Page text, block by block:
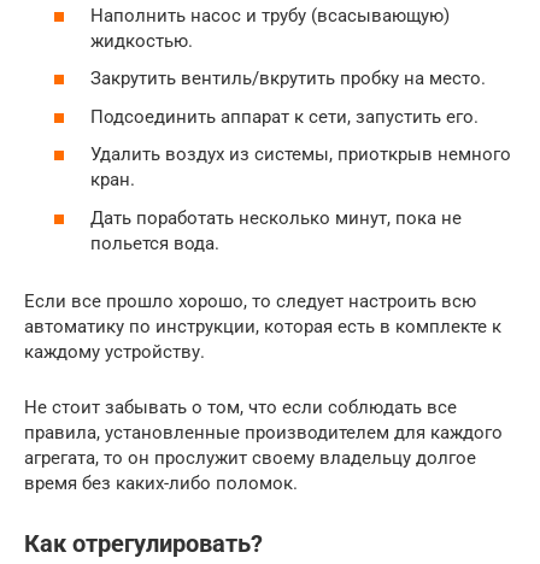
Наполнить насос и трубу (всасывающую)
жидкостью.
Закрутить вентиль/вкрутить пробку на место.
Подсоединить аппарат к сети, запустить его.
Удалить воздух из системы, приоткрыв немного
кран.
Дать поработать несколько минут, пока не
польется вода.
Если все прошло хорошо, то следует настроить всю
автоматику по инструкции, которая есть в комплекте к
каждому устройству.
Не стоит забывать о том, что если соблюдать все
правила, установленные производителем для каждого
агрегата, то он прослужит своему владельцу долгое
время без каких-либо поломок.
Как отрегулировать?